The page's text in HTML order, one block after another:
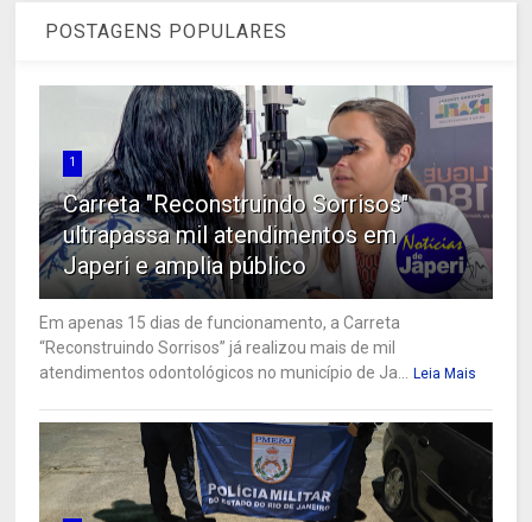
POSTAGENS POPULARES
1
Carreta "Reconstruindo Sorrisos"
ultrapassa mil atendimentos em
Japeri e amplia público
Em apenas 15 dias de funcionamento, a Carreta
“Reconstruindo Sorrisos” já realizou mais de mil
atendimentos odontológicos no município de Ja...
Leia Mais